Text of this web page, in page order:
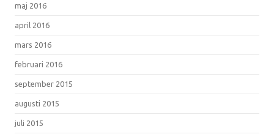
maj 2016
april 2016
mars 2016
februari 2016
september 2015
augusti 2015
juli 2015